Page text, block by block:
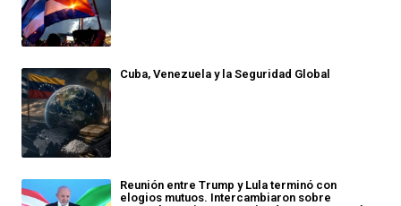
Cuba, Venezuela y la Seguridad Global
Reunión entre Trump y Lula terminó con
elogios mutuos. Intercambiaron sobre